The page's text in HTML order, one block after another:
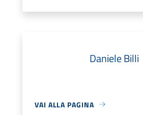
Daniele Billi
VAI ALLA PAGINA